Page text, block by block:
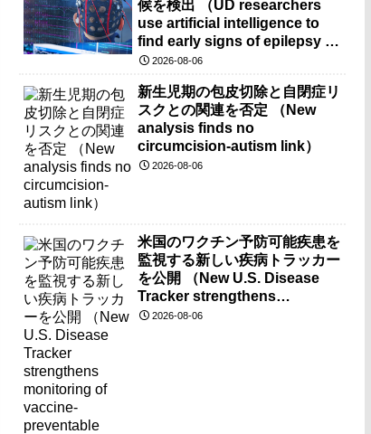
候を検出 （UD researchers
use artificial intelligence to
find early signs of epilepsy in
brain-wave recordings）
2026-08-06
新生児期の包皮切除と自閉症リ
スクとの関連を否定 （New
analysis finds no
circumcision-autism link）
2026-08-06
米国のワクチン予防可能疾患を
監視する新しい疾病トラッカー
を公開 （New U.S. Disease
Tracker strengthens
monitoring of vaccine-
2026-08-06